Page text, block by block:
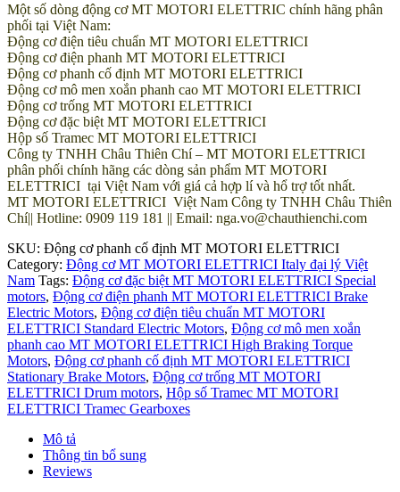
Một số dòng động cơ MT MOTORI ELETTRIC chính hãng phân
phối tại Việt Nam:
Động cơ điện tiêu chuẩn MT MOTORI ELETTRICI
Động cơ điện phanh MT MOTORI ELETTRICI
Động cơ phanh cố định MT MOTORI ELETTRICI
Động cơ mô men xoắn phanh cao MT MOTORI ELETTRICI
Động cơ trống MT MOTORI ELETTRICI
Động cơ đặc biệt MT MOTORI ELETTRICI
Hộp số Tramec MT MOTORI ELETTRICI
Công ty TNHH Châu Thiên Chí – MT MOTORI ELETTRICI
phân phối chính hãng các dòng sản phẩm MT MOTORI
ELETTRICI tại Việt Nam với giá cả hợp lí và hổ trợ tốt nhất.
MT MOTORI ELETTRICI Việt Nam Công ty TNHH Châu Thiên
Chí|| Hotline: 0909 119 181 || Email: nga.vo@chauthienchi.com
SKU: Động cơ phanh cố định MT MOTORI ELETTRICI
Category: Động cơ MT MOTORI ELETTRICI Italy đại lý Việt
Nam Tags: Động cơ đặc biệt MT MOTORI ELETTRICI Special
motors, Động cơ điện phanh MT MOTORI ELETTRICI Brake
Electric Motors, Động cơ điện tiêu chuẩn MT MOTORI
ELETTRICI Standard Electric Motors, Động cơ mô men xoắn
phanh cao MT MOTORI ELETTRICI High Braking Torque
Motors, Động cơ phanh cố định MT MOTORI ELETTRICI
Stationary Brake Motors, Động cơ trống MT MOTORI
ELETTRICI Drum motors, Hộp số Tramec MT MOTORI
ELETTRICI Tramec Gearboxes
Mô tả
Thông tin bổ sung
Reviews